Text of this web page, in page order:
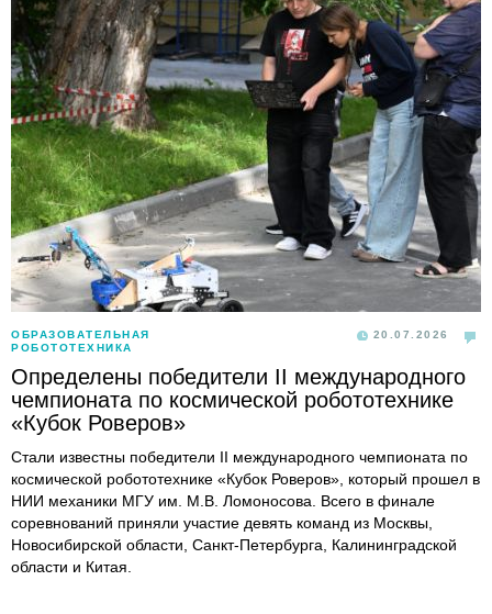
ОБРАЗОВАТЕЛЬНАЯ
РОБОТОТЕХНИКА
20.07.2026
Определены победители II международного
чемпионата по космической робототехнике
«Кубок Роверов»
Стали известны победители II международного чемпионата по
космической робототехнике «Кубок Роверов», который прошел в
НИИ механики МГУ им. М.В. Ломоносова. Всего в финале
соревнований приняли участие девять команд из Москвы,
Новосибирской области, Санкт-Петербурга, Калининградской
области и Китая.